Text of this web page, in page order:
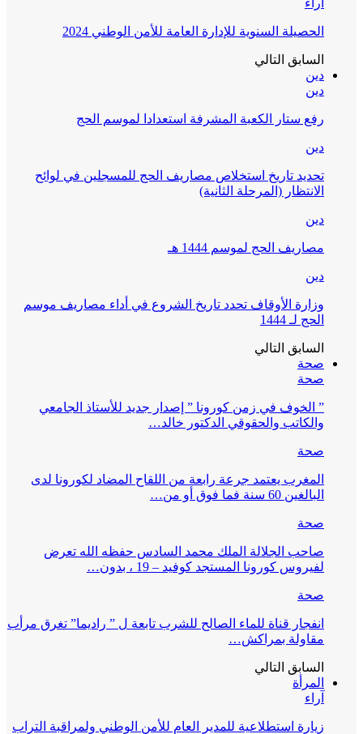
آراء
الحصيلة السنوية للإدارة العامة للأمن الوطني 2024
السابق التالي
دين
دين
رفع ستار الكعبة المشرفة استعدادا لموسم الحج
دين
تحديد تاريخ استخلاص مصاريف الحج للمسجلين في لوائح
الانتظار (المرحلة الثانية)
دين
مصاريف الحج لموسم 1444 هـ
دين
وزارة الأوقاف تحدد تاريخ الشروع في أداء مصاريف موسم
الحج لـ 1444
السابق التالي
صحة
صحة
” الخوف في زمن كورونا ” إصدار جديد للأستاذ الجامعي
والكاتب والحقوقي الدكتور خالد…
صحة
المغرب يعتمد جرعة رابعة من اللقاح المضاد لكورونا لدى
البالغين 60 سنة فما فوق أو من…
صحة
صاحب الجلالة الملك محمد السادس حفظه الله تعرض
لفيروس كورونا المستجد كوفيد – 19 ، بدون…
صحة
انفجار قناة للماء الصالح للشرب تابعة ل ” راديما” تغرق مرأب
مقاولة بمراكش…
السابق التالي
المرأة
آراء
زيارة استطلاعية للمدير العام للأمن الوطني ولمراقبة التراب